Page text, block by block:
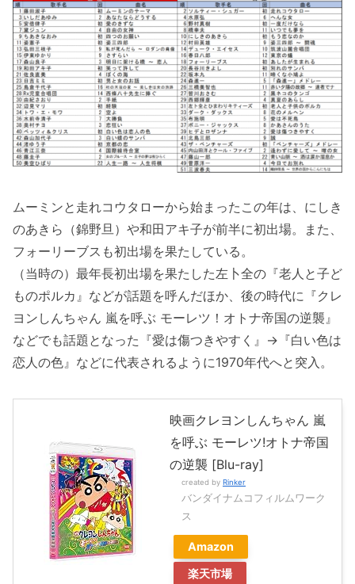
ムーミンと走れコウタローから始まったこの年は、にしき
のあきら（錦野旦）や和田アキ子が前半に初出場。また、
フォーリーブスも初出場を果たしている。
（当時の）最年長初出場を果たした左卜全の『老人と子ど
ものポルカ』などが話題を呼んだほか、後の時代に『クレ
ヨンしんちゃん 嵐を呼ぶ モーレツ！オトナ帝国の逆襲』
などでも話題となった『愛は傷つきやすく』→『白い色は
恋人の色』などに代表されるように1970年代へと突入。
映画クレヨンしんちゃん 嵐
を呼ぶ モーレツ!オトナ帝国
の逆襲 [Blu-ray]
created by Rinker
バンダイナムコフィルムワーク
ス
Amazon
楽天市場